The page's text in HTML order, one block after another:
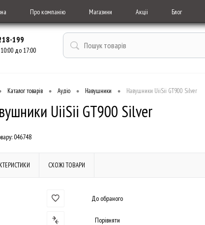
Про компанію Магазини Акціі Блог
199
до 17:00
Каталог товарів • Аудіо • Навушники • Навушники UiiSii GT900 Silver
UiiSii GT900 Silver
046748
СХОЖІ ТОВАРИ
До обраного
Порівняти